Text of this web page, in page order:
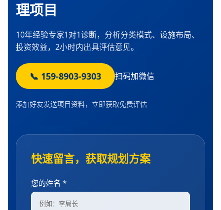
理项目
10年经验专家1对1诊断，分析分类模式、设施布局、
投资效益，2小时内出具评估意见。
📞 159-8903-9303 扫码加微信
添加好友发送项目资料，立即获取免费评估
快速留言，获取规划方案
您的姓名 *